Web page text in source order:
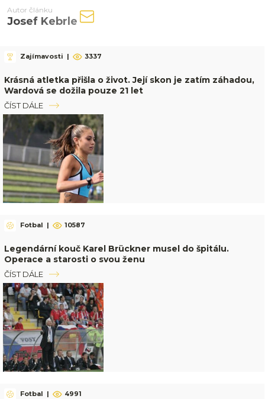
Autor článku
Josef Kebrle
Zajímavosti | 3337
Krásná atletka přišla o život. Její skon je zatím záhadou,
Wardová se dožila pouze 21 let
ČÍST DÁLE
Fotbal | 10587
Legendární kouč Karel Brückner musel do špitálu.
Operace a starosti o svou ženu
ČÍST DÁLE
Fotbal | 4991